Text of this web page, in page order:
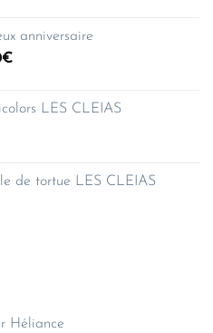
35,00€
à
anniversaire
€Plage
35,00€LES CLEIAS
de tortue LES CLEIAS
Héliance